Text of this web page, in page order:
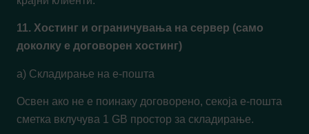
11. Хостинг и ограничувања на сервер (само
доколку е договорен хостинг)
а) Складирање на е-пошта
Освен ако не е поинаку договорено, секоја е-пошта
сметка вклучува 1 GB простор за складирање.